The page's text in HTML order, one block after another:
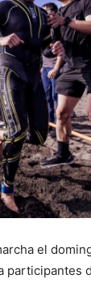
el